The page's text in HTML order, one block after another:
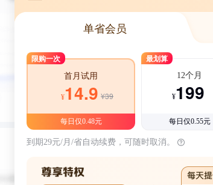
单省会员
限购一次
首月试用
¥14.9 ¥39
每日仅0.48元
最划算
12个月
¥199
每日仅0.55元
到期29元/月/省自动续费，可随时取消。